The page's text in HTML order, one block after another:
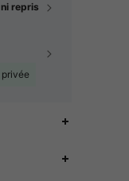
repris